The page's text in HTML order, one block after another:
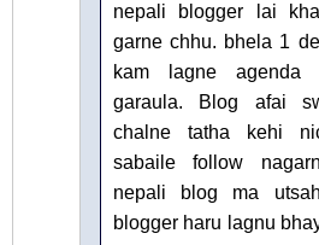
nepali blogger lai
garne chhu. bhela 1
kam lagne agenda
garaula. Blog afai
chalne tatha kehi
sabaile follow
nepali blog ma
blogger haru lagnu